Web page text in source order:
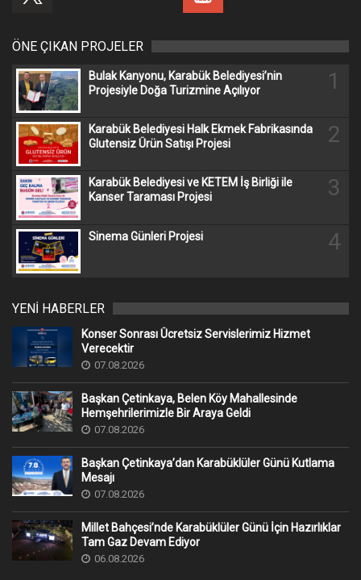
ÖNE ÇIKAN PROJELER
Bulak Kanyonu, Karabük Belediyesi’nin
Projesiyle Doğa Turizmine Açılıyor
1
Karabük Belediyesi Halk Ekmek Fabrikasında
Glutensiz Ürün Satışı Projesi
2
Karabük Belediyesi ve KETEM İş Birliği ile
Kanser Taraması Projesi
3
Sinema Günleri Projesi 4
YENİ HABERLER
Konser Sonrası Ücretsiz Servislerimiz Hizmet
Verecektir
07.08.2026
Başkan Çetinkaya, Belen Köy Mahallesinde
Hemşehrilerimizle Bir Araya Geldi
07.08.2026
Başkan Çetinkaya’dan Karabüklüler Günü Kutlama
Mesajı
07.08.2026
Millet Bahçesi’nde Karabüklüler Günü İçin Hazırlıklar
Tam Gaz Devam Ediyor
06.08.2026